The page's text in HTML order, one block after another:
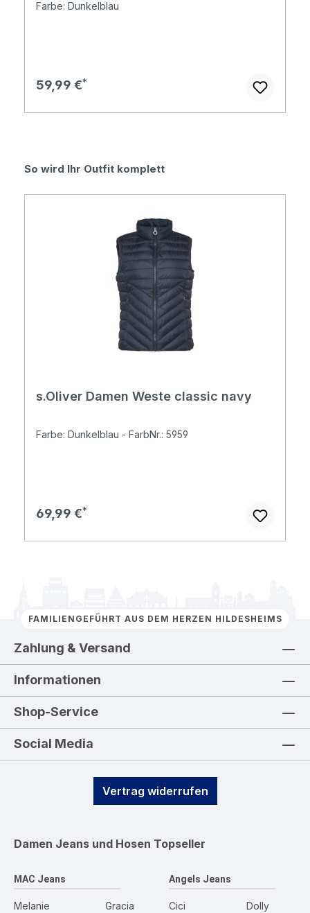
Farbe: Dunkelblau
Regulärer Preis:
59,99 €
Produktgalerie überspringen
So wird Ihr Outfit komplett
s.Oliver Damen Weste classic navy
Farbe: Dunkelblau - FarbNr.: 5959
Regulärer Preis:
69,99 €
FAMILIENGEFÜHRT AUS DEM HERZEN HILDESHEIMS
Zahlung & Versand
Informationen
Shop-Service
Social Media
Vertrag widerrufen
Damen Jeans und Hosen Topseller
MAC Jeans
Melanie
Gracia
Angels Jeans
Cici
Dolly